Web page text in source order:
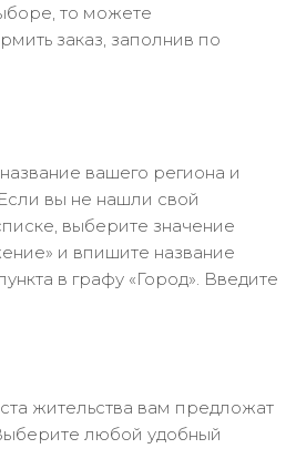
то можете
заказ, заполнив по
вашего региона и
вы не нашли свой
выберите значение
и впишите название
в графу «Город». Введите
жительства вам предложат
любой удобный